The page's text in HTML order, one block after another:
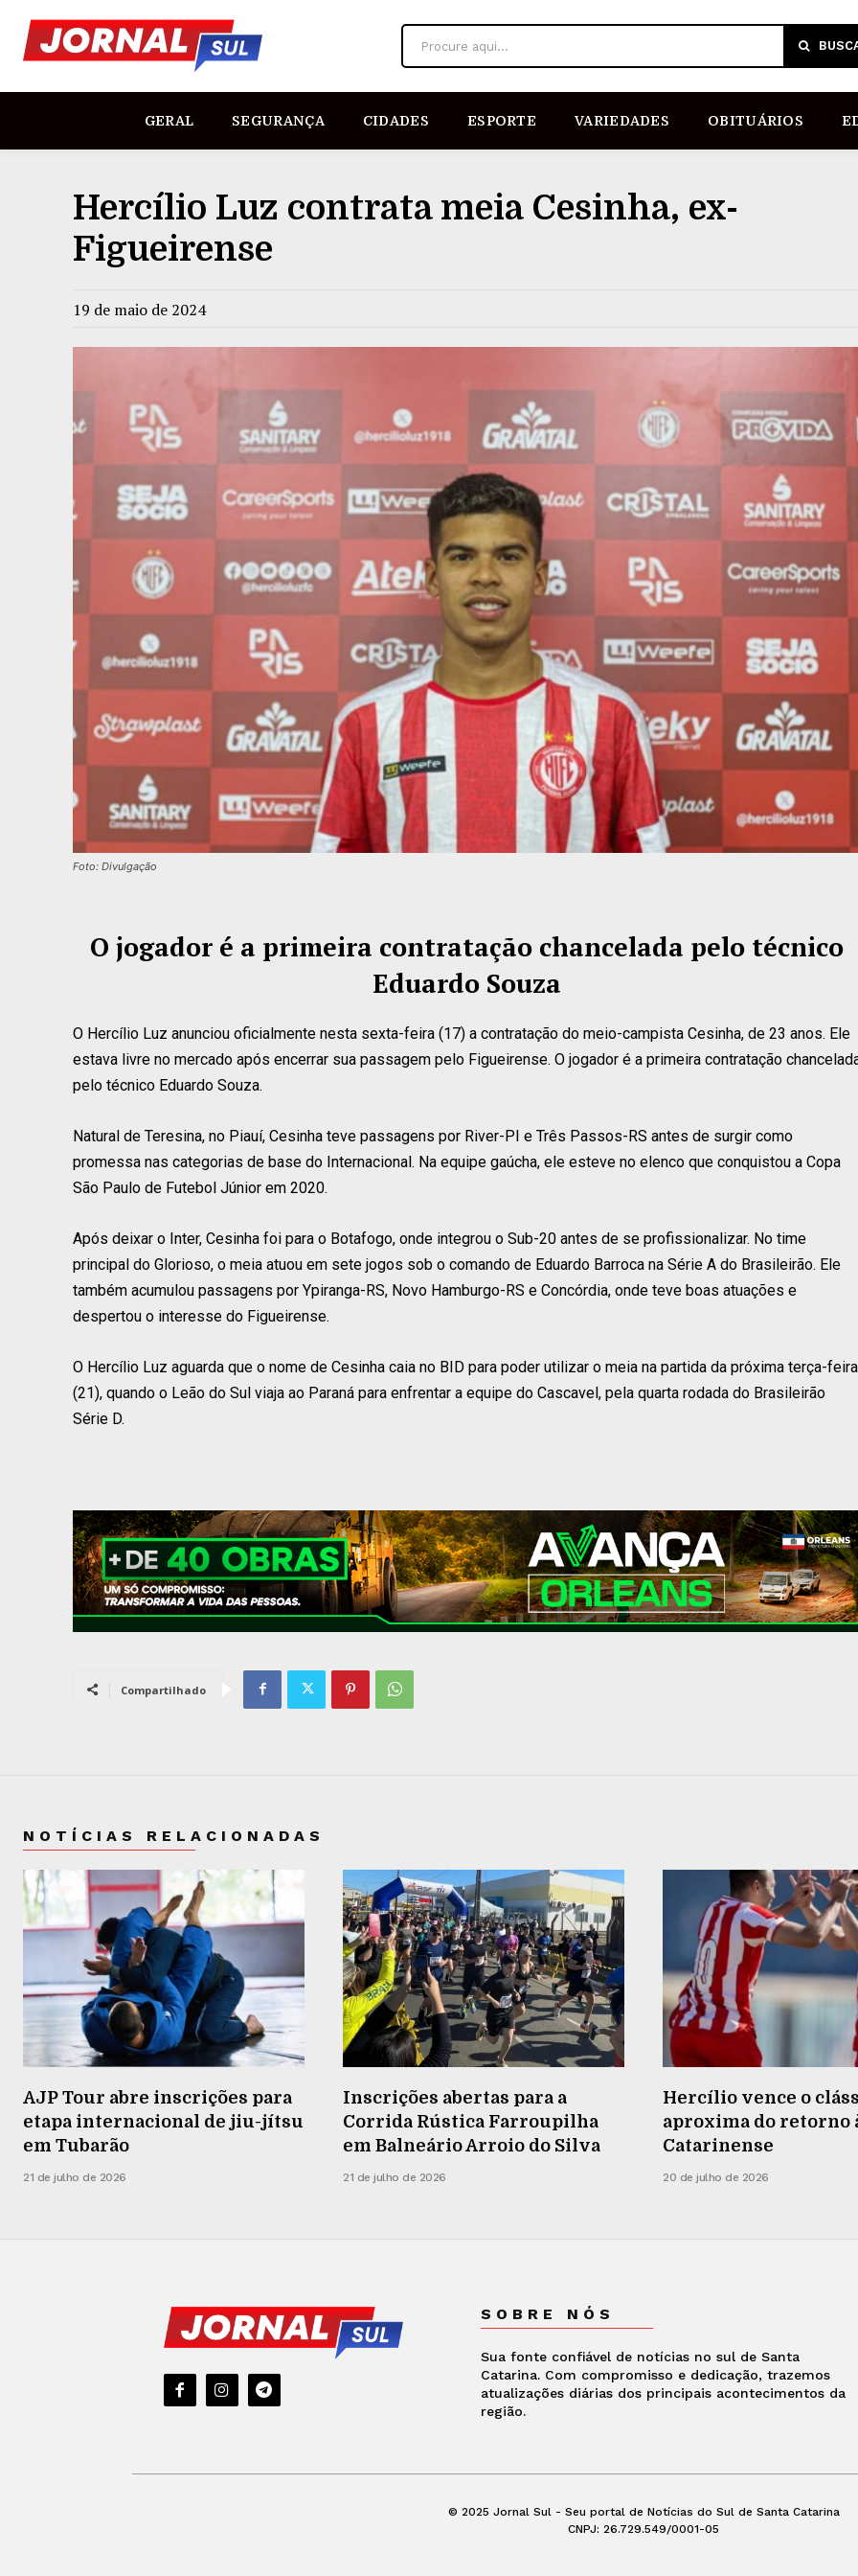
Procure aqui...
GERAL SEGURANÇA CIDADES ESPORTE VARIEDADES OBITUÁRIOS
Hercílio Luz contrata meia Cesinha, ex-
Figueirense
19 de maio de 2024
Foto: Divulgação
O jogador é a primeira contratação chancelada pelo técnico
Eduardo Souza
O Hercílio Luz anunciou oficialmente nesta sexta-feira (17) a contratação do meio-campista Cesinha, de 23 anos. Ele
estava livre no mercado após encerrar sua passagem pelo Figueirense. O jogador é a primeira contratação
pelo técnico Eduardo Souza.
Natural de Teresina, no Piauí, Cesinha teve passagens por River-PI e Três Passos-RS antes de surgir como
promessa nas categorias de base do Internacional. Na equipe gaúcha, ele esteve no elenco que conquistou a Copa
São Paulo de Futebol Júnior em 2020.
Após deixar o Inter, Cesinha foi para o Botafogo, onde integrou o Sub-20 antes de se profissionalizar. No time
principal do Glorioso, o meia atuou em sete jogos sob o comando de Eduardo Barroca na Série A do Brasileirão. Ele
também acumulou passagens por Ypiranga-RS, Novo Hamburgo-RS e Concórdia, onde teve boas atuações e
despertou o interesse do Figueirense.
O Hercílio Luz aguarda que o nome de Cesinha caia no BID para poder utilizar o meia na partida da próxima terça-feira
(21), quando o Leão do Sul viaja ao Paraná para enfrentar a equipe do Cascavel, pela quarta rodada do Brasileirão
Série D.
Compartilhado
NOTÍCIAS RELACIONADAS
AJP Tour abre inscrições para
etapa internacional de jiu-jítsu
em Tubarão
21 de julho de 2026
Inscrições abertas para a
Corrida Rústica Farroupilha
em Balneário Arroio do Silva
21 de julho de 2026
Hercílio vence o
aproxima do retorno
Catarinense
20 de julho de 2026
SOBRE NÓS
Sua fonte confiável de notícias no sul de Santa
Catarina. Com compromisso e dedicação, trazemos
atualizações diárias dos principais acontecimentos da
região.
© 2025 Jornal Sul - Seu portal de Notícias do Sul de Santa Catarina
CNPJ: 26.729.549/0001-05